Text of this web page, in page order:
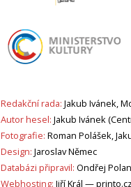
Redakční rada: Jakub Ivánek,
Autor hesel: Jakub Ivánek
Fotografie: Roman Polášek,
Design: Jaroslav Němec
Databázi připravil: Ondřej
Webhosting: Jiří Král —printo.cz